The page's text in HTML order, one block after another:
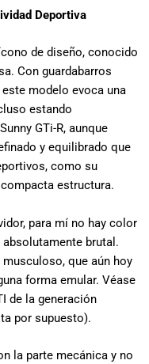
Deportiva
de diseño, conocido
Con guardabarros
modelo evoca una
estando
GTi-R, aunque
y equilibrado que
como su
estructura.
para mí no hay color
brutal.
que aún hoy
forma emular. Véase
de la generación
por supuesto).
la parte mecánica y no